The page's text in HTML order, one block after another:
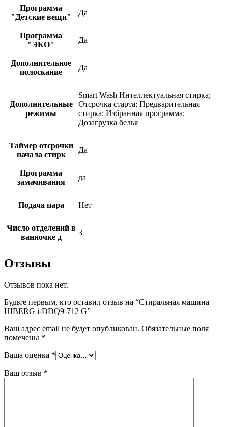
Программа
"Детские вещи"
Да
Программа
"ЭКО"
Да
Дополнительное
полоскание
Да
Дополнительные
режимы
Smart Wash Интеллектуальная стирка;
Отсрочка старта; Предварительная
стирка; Избранная программа;
Дозагрузка белья
Таймер отсрочки
начала стирк
Да
Программа
замачивания
да
Подача пара Нет
Число отделений в
ванночке д
3
Отзывы
Отзывов пока нет.
Будьте первым, кто оставил отзыв на “Стиральная машина
HIBERG i-DDQ9-712 G”
Ваш адрес email не будет опубликован. Обязательные поля
помечены *
Ваша оценка *
Ваш отзыв *